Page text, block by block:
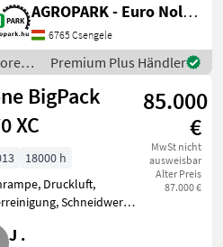
Plus Eco
h, gefederte
AutoTrac,
Luftbremsen, iTE
AGROPARK - Euro Noliker Kft.
6765 Csengele
/
Premium Plus Händler
BigPack
XC
85.000
€
MwSt nicht
ausweisbar
Alter Preis
87.000 €
18000 h
Druckluft,
Schneidwerk,
PreChop
J .